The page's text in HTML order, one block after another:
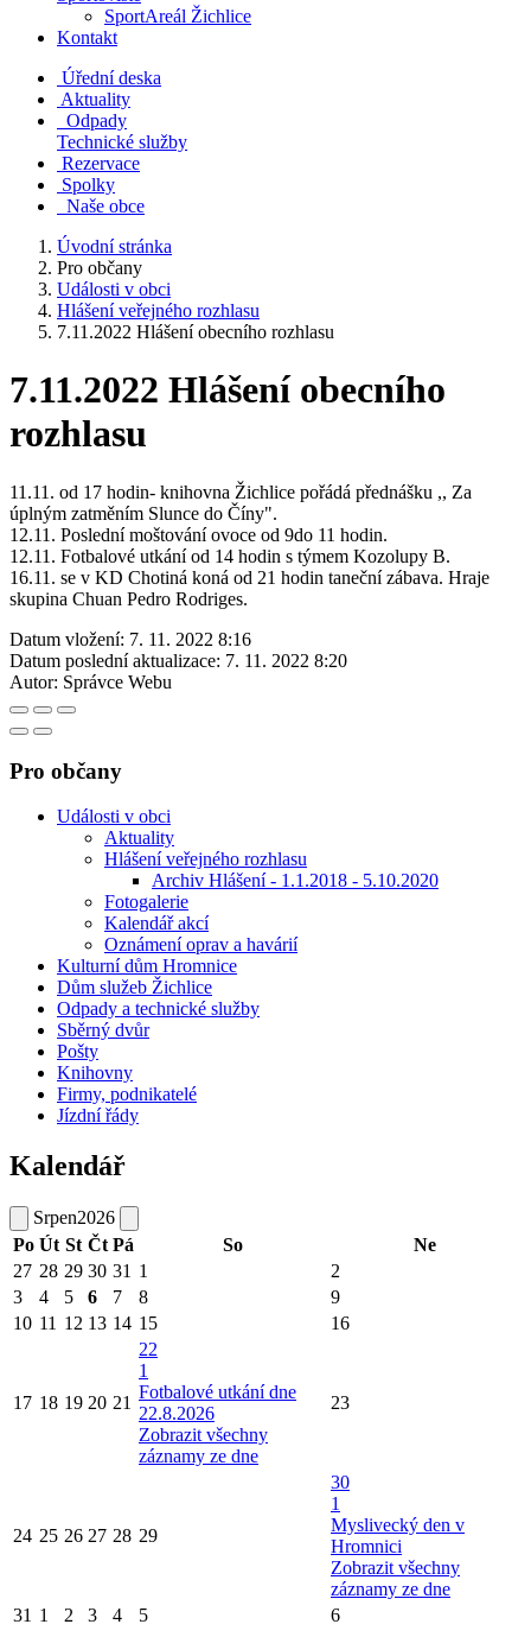
SportAreál Žichlice
Kontakt
Úřední deska
Aktuality
Odpady
Technické služby
Rezervace
Spolky
Naše obce
Úvodní stránka
Pro občany
Události v obci
Hlášení veřejného rozhlasu
7.11.2022 Hlášení obecního rozhlasu
7.11.2022 Hlášení obecního
rozhlasu
11.11. od 17 hodin- knihovna Žichlice pořádá přednášku ,, Za
úplným zatměním Slunce do Číny".
12.11. Poslední moštování ovoce od 9do 11 hodin.
12.11. Fotbalové utkání od 14 hodin s týmem Kozolupy B.
16.11. se v KD Chotiná koná od 21 hodin taneční zábava. Hraje
skupina Chuan Pedro Rodriges.
Datum vložení: 7. 11. 2022 8:16
Datum poslední aktualizace: 7. 11. 2022 8:20
Autor: Správce Webu
Pro občany
Události v obci
Aktuality
Hlášení veřejného rozhlasu
Archiv Hlášení - 1.1.2018 - 5.10.2020
Fotogalerie
Kalendář akcí
Oznámení oprav a havárií
Kulturní dům Hromnice
Dům služeb Žichlice
Odpady a technické služby
Sběrný dvůr
Pošty
Knihovny
Firmy, podnikatelé
Jízdní řády
Kalendář
Srpen2026
Po Út St Čt Pá So
Ne
27 28 29 30 31 1
2
3
4 5 6 7 8
9
10 11 12 13 14 15 16
17 18 19 20 21
22
1
Fotbalové utkání dne
22.8.2026
Zobrazit všechny
záznamy ze dne
23
24 25 26 27 28 29
30
1
Myslivecký den v
Hromnici
Zobrazit všechny
záznamy ze dne
31 1 2 3 4 5 6